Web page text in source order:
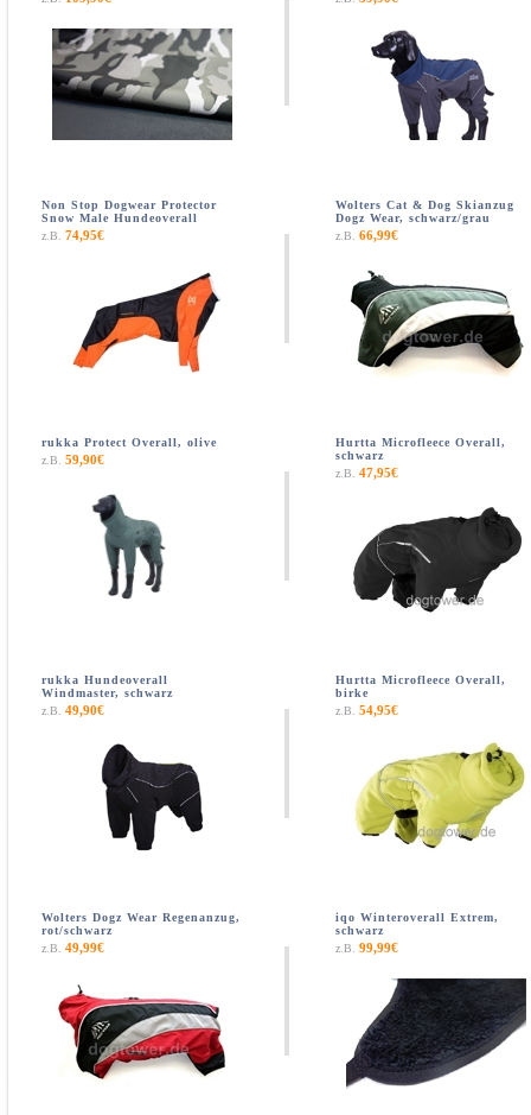
Non Stop Dogwear Protector
Snow Male Hundeoverall
z.B. 74,95€
Wolters Cat & Dog Skianzug
Dogz Wear, schwarz/grau
z.B. 66,99€
rukka Protect Overall, olive
z.B. 59,90€
Hurtta Microfleece Overall,
schwarz
z.B. 47,95€
rukka Hundeoverall
Windmaster, schwarz
z.B. 49,90€
Hurtta Microfleece Overall,
birke
z.B. 54,95€
Wolters Dogz Wear Regenanzug,
rot/schwarz
z.B. 49,99€
iqo Winteroverall Extrem,
schwarz
z.B. 99,99€